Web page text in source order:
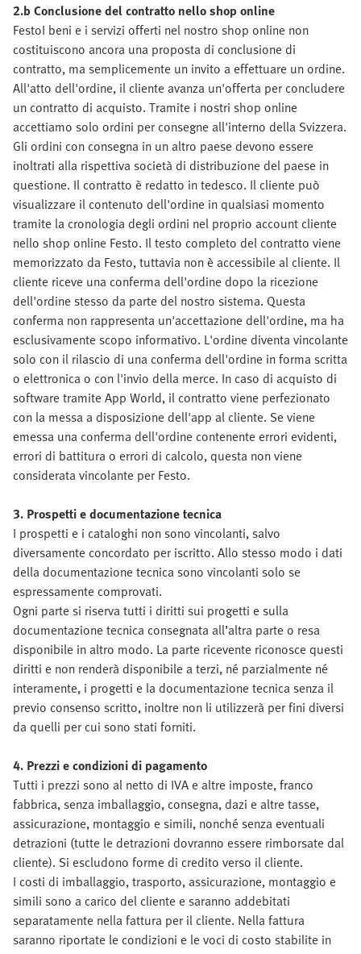
2.b Conclusione del contratto nello shop online
FestoI beni e i servizi offerti nel nostro shop online non
costituiscono ancora una proposta di conclusione di
contratto, ma semplicemente un invito a effettuare un ordine.
All'atto dell'ordine, il cliente avanza un'offerta per concludere
un contratto di acquisto. Tramite i nostri shop online
accettiamo solo ordini per consegne all'interno della Svizzera.
Gli ordini con consegna in un altro paese devono essere
inoltrati alla rispettiva società di distribuzione del paese in
questione. Il contratto è redatto in tedesco. Il cliente può
visualizzare il contenuto dell'ordine in qualsiasi momento
tramite la cronologia degli ordini nel proprio account cliente
nello shop online Festo. Il testo completo del contratto viene
memorizzato da Festo, tuttavia non è accessibile al cliente. Il
cliente riceve una conferma dell'ordine dopo la ricezione
dell'ordine stesso da parte del nostro sistema. Questa
conferma non rappresenta un'accettazione dell'ordine, ma ha
esclusivamente scopo informativo. L'ordine diventa vincolante
solo con il rilascio di una conferma dell'ordine in forma scritta
o elettronica o con l'invio della merce. In caso di acquisto di
software tramite App World, il contratto viene perfezionato
con la messa a disposizione dell'app al cliente. Se viene
emessa una conferma dell'ordine contenente errori evidenti,
errori di battitura o errori di calcolo, questa non viene
considerata vincolante per Festo.
3. Prospetti e documentazione tecnica
I prospetti e i cataloghi non sono vincolanti, salvo
diversamente concordato per iscritto. Allo stesso modo i dati
della documentazione tecnica sono vincolanti solo se
espressamente comprovati.
Ogni parte si riserva tutti i diritti sui progetti e sulla
documentazione tecnica consegnata all’altra parte o resa
disponibile in altro modo. La parte ricevente riconosce questi
diritti e non renderà disponibile a terzi, né parzialmente né
interamente, i progetti e la documentazione tecnica senza il
previo consenso scritto, inoltre non li utilizzerà per fini diversi
da quelli per cui sono stati forniti.
4. Prezzi e condizioni di pagamento
Tutti i prezzi sono al netto di IVA e altre imposte, franco
fabbrica, senza imballaggio, consegna, dazi e altre tasse,
assicurazione, montaggio e simili, nonché senza eventuali
detrazioni (tutte le detrazioni dovranno essere rimborsate dal
cliente). Si escludono forme di credito verso il cliente.
I costi di imballaggio, trasporto, assicurazione, montaggio e
simili sono a carico del cliente e saranno addebitati
separatamente nella fattura per il cliente. Nella fattura
saranno riportate le condizioni e le voci di costo stabilite in